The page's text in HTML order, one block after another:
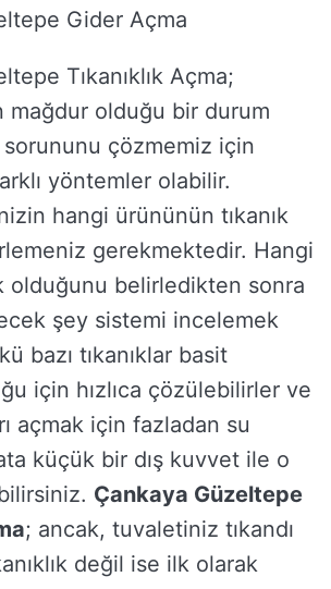
Gider Açma
Tıkanıklık Açma;
mağdur olduğu bir durum
sorununu çözmemiz için
yöntemler olabilir.
hangi ürününün tıkanık
gerekmektedir. Hangi
olduğunu belirledikten sonra
şey sistemi incelemek
bazı tıkanıklar basit
için hızlıca çözülebilirler ve
açmak için fazladan su
küçük bir dış kuvvet ile o
Çankaya Güzeltepe
; ancak, tuvaletiniz tıkandı
değil ise ilk olarak